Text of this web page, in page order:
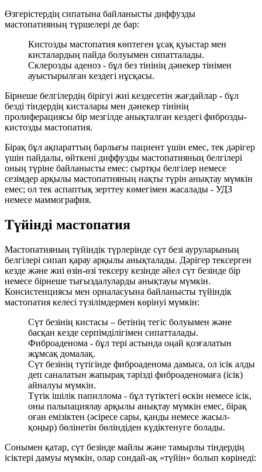
Өзгерістердің сипатына байланысты диффузды
мастопатияның түршелері де бар:
Кистозды мастопатия көптеген ұсақ қуыстар мен
кисталардың пайда болуымен сипатталады.
Склерозды аденоз - бұл без тінінің дәнекер тінімен
ауыстырылған кездегі нұсқасы.
Бірнеше белгілердің бірігуі жиі кездесетін жағдайлар - бұл
безді тіндердің кисталары мен дәнекер тінінің
пролиферациясы бір мезгілде анықталған кездегі фиброзды-
кистозды мастопатия.
Бірақ бұл ақпараттың барлығы пациент үшін емес, тек дәрігер
үшін пайдалы, өйткені диффузды мастопатияның белгілері
оның түріне байланысты емес: сыртқы белгілер немесе
сезімдер арқылы мастопатияның нақты түрін анықтау мүмкін
емес; ол тек аспаптық зерттеу көмегімен жасалады - УДЗ
немесе маммография.
Түйінді мастопатия
Мастопатияның түйіндік түрлерінде сүт безі ауруларының
белгілері сипап қарау арқылы анықталады. Дәрігер тексерген
кезде және жиі өзін-өзі тексеру кезінде әйел сүт безінде бір
немесе бірнеше тығыздалуларды анықтауы мүмкін.
Консистенциясы мен орналасуына байланысты түйіндік
мастопатия келесі түзілімдермен көрінуі мүмкін:
Сүт безінің кистасы – бетінің тегіс болуымен және
басқан кезде серпімділігімен сипатталады.
Фиброаденома - бұл тері астында оңай қозғалатын
жұмсақ домалақ.
Сүт безінің түтігінде фиброаденома дамыса, ол ісік алды
деп саналатын жапырақ тәрізді фиброаденомаға (ісік)
айналуы мүмкін.
Түтік ішілік папиллома - бұл түтіктегі өскін немесе ісік,
оны пальпациялау арқылы анықтау мүмкін емес, бірақ
оған емізіктен (әсіресе сары, қанды немесе жасыл-
қоңыр) бөлінетін бөліндіден күдіктенуге болады.
Сонымен қатар, сүт безінде майлы және тамырлы тіндердің
ісіктері дамуы мүмкін, олар сондай-ақ «түйін» болып көрінеді: